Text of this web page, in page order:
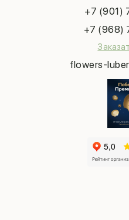
+7 (901)
+7 (968)
flowers-